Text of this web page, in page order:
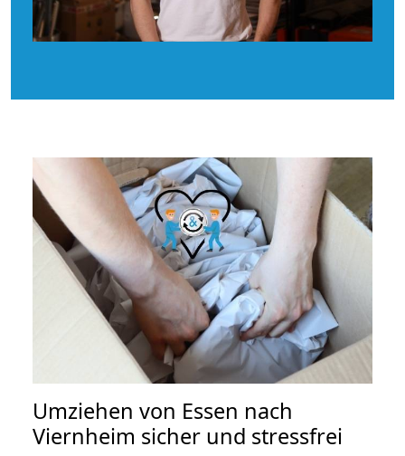
Umziehen von Essen nach
Viernheim sicher und stressfrei